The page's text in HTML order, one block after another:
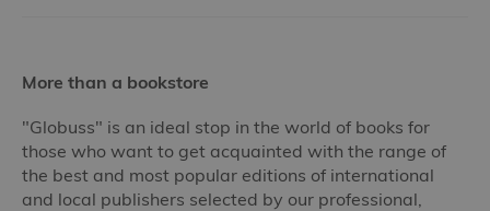
More than a bookstore
"Globuss" is an ideal stop in the world of books for
those who want to get acquainted with the range of
the best and most popular editions of international
and local publishers selected by our professional,